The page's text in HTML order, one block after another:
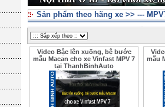
Sản phẩm theo hãng xe >> ---
Video Bậc lên xuống, bệ bước
mẫu Macan cho xe Vinfast MPV 7
tại ThanhBinhAuto
mẫu